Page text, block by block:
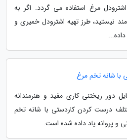
مرغ استفاده می گردد. اگر به
نیستید، طرز تهیه اشترودل خمیری و
دور ریختنی کاری مفید و هنرمندانه
درست کردن کاردستی با شانه تخم
و پروانه یاد داده شده است.